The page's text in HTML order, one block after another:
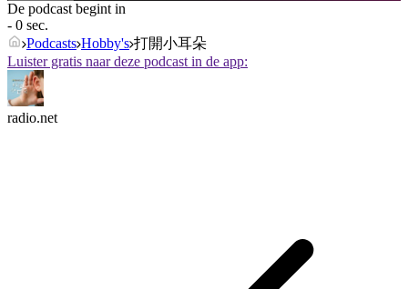
De podcast begint in
- 0 sec.
Podcasts Hobby's 打開小耳朵
Luister gratis naar deze podcast in de app:
radio.net